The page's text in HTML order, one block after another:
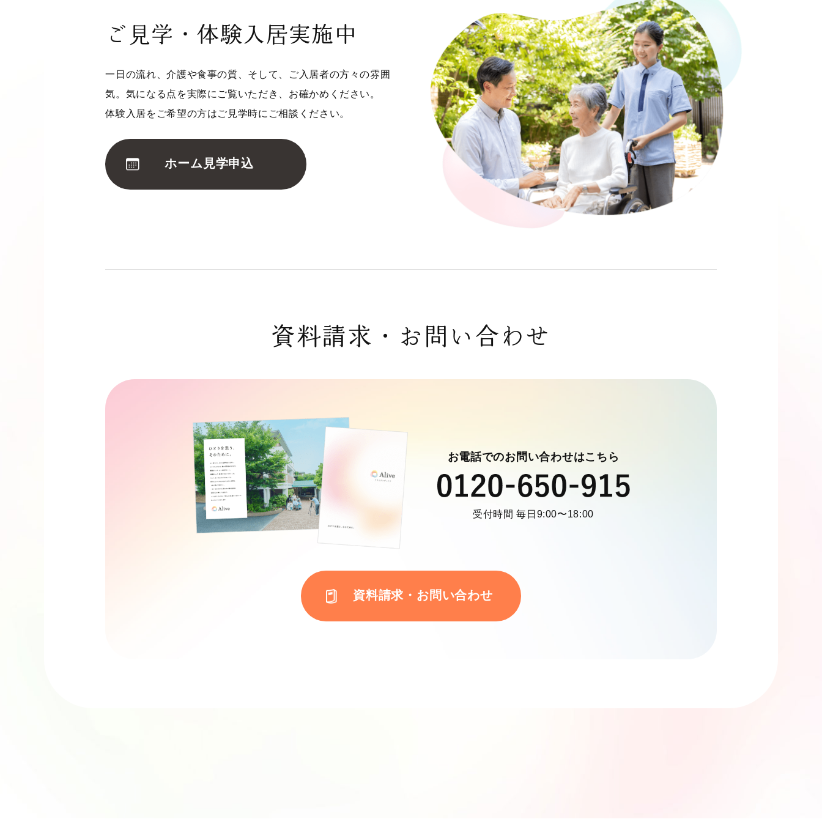
ご見学・体験入居実施中
一日の流れ、介護や食事の質、そして、ご入居者の方々の雰囲
気。気になる点を実際にご覧いただき、お確かめください。
体験入居をご希望の方はご見学時にご相談ください。
ホーム見学申込
資料請求・お問い合わせ
お電話でのお問い合わせはこちら
受付時間 毎日9:00〜18:00
資料請求・お問い合わせ